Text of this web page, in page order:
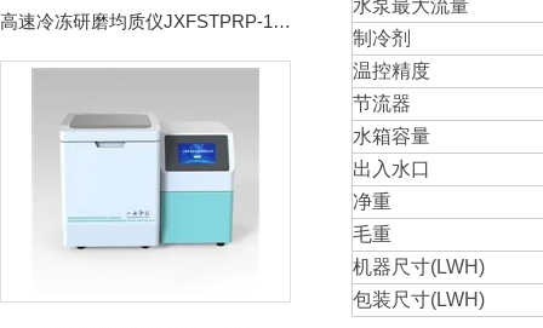
高速冷冻研磨均质仪JXFSTPRP-192CL
水泵最大流量
制冷剂
温控精度
节流器
水箱容量
出入水口
净重
毛重
机器尺寸(LWH)
包装尺寸(LWH)